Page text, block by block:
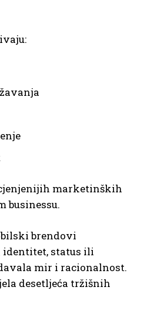
marketinških
businessu.
brendovi
status ili
mir i racionalnost.
desetljeća tržišnih